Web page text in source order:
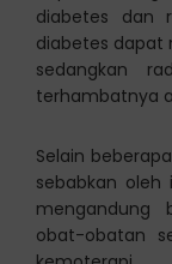
diabetes dan
diabetes dapat
sedangkan
terhambatnya
Selain
sebabkan
mengandung
obat-obatan